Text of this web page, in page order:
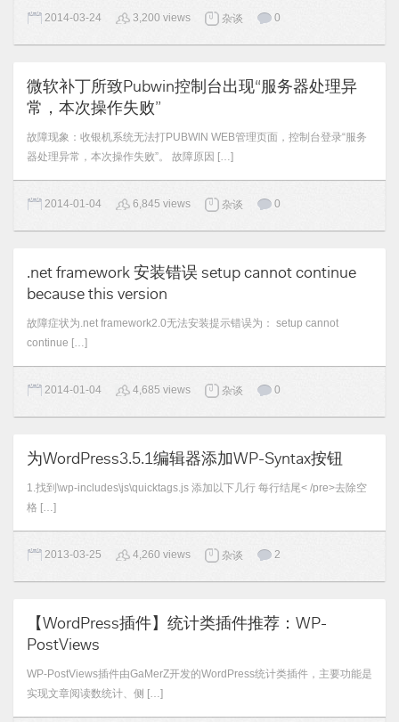
2014-03-24 3,200 views 杂谈 0
微软补丁所致Pubwin控制台出现“服务器处理异
常，本次操作失败”
故障现象：收银机系统无法打PUBWIN WEB管理页面，控制台登录“服务
器处理异常，本次操作失败”。 故障原因 […]
2014-01-04 6,845 views 杂谈 0
.net framework 安装错误 setup cannot continue
because this version
故障症状为.net framework2.0无法安装提示错误为： setup cannot
continue […]
2014-01-04 4,685 views 杂谈 0
为WordPress3.5.1编辑器添加WP-Syntax按钮
1.找到\wp-includes\js\quicktags.js 添加以下几行 每行结尾< /pre>去除空
格 […]
2013-03-25 4,260 views 杂谈 2
【WordPress插件】统计类插件推荐：WP-
PostViews
WP-PostViews插件由GaMerZ开发的WordPress统计类插件，主要功能是
实现文章阅读数统计、侧 […]